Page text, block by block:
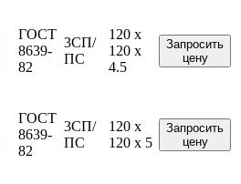
ГОСТ
8639-
82
3СП/
ПС
120 x
120 x
4.5
Запросить
цену
ГОСТ
8639-
82
3СП/
ПС
120 x
120 x 5
Запросить
цену